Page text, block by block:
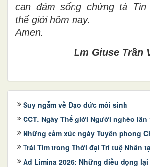
can đảm sống chứng tá Tin
thế giới hôm nay.
Amen.
Lm Giuse Trần
Suy ngẫm về Đạo đức môi sinh
CCT: Ngày Thế giới Người nghèo lần
Những cảm xúc ngày Tuyên phong
Trái Tim trong Thời đại Trí tuệ Nhân
Ad Limina 2026: Những điều đọng lại